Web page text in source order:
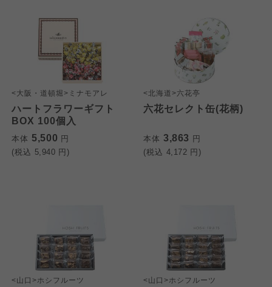
<大阪・道頓堀>ミナモアレ
ハートフラワーギフト
BOX 100個入
本体 5,500 円
(税込 5,940 円)
<北海道>六花亭
六花セレクト缶(花柄)
本体 3,863 円
(税込 4,172 円)
<山口>ホシフルーツ <山口>ホシフルーツ